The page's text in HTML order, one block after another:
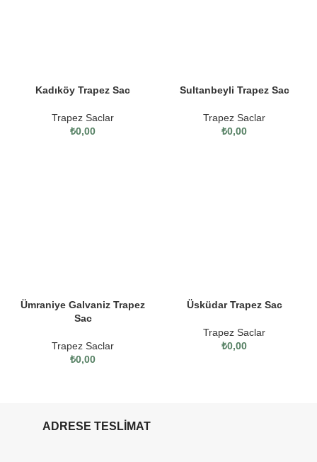
Kadıköy Trapez Sac
Trapez Saclar
₺0,00
Sultanbeyli Trapez Sac
Trapez Saclar
₺0,00
Ümraniye Galvaniz Trapez
Sac
Trapez Saclar
₺0,00
Üsküdar Trapez Sac
Trapez Saclar
₺0,00
ADRESE TESLİMAT